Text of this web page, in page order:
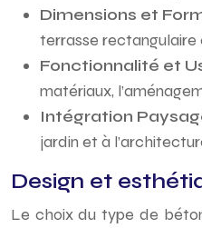
Dimensions et
terrasse rectangulaire
Fonctionnalité et
matériaux,
Intégration
jardin et à
Design et
Le choix du type de